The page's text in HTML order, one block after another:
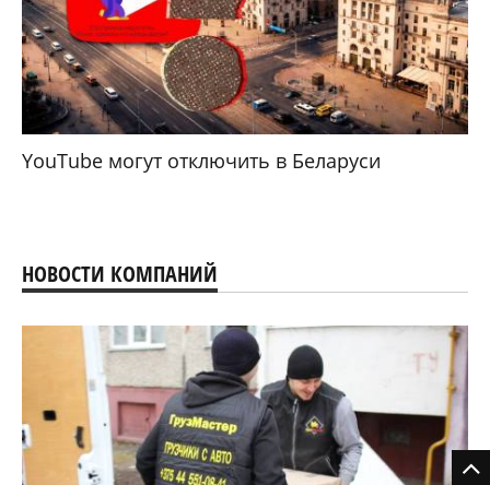
YouTube могут отключить в Беларуси
НОВОСТИ КОМПАНИЙ